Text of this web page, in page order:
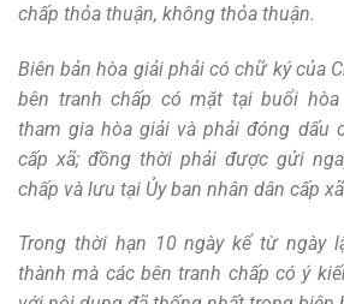
chấp thỏa thuận, không thỏa thuận.
Biên bản hòa giải phải có chữ ký của
bên tranh chấp có mặt tại buổi
tham gia hòa giải và phải đóng dấu
cấp xã; đồng thời phải được gửi
chấp và lưu tại Ủy ban nhân dân cấp
Trong thời hạn 10 ngày kể từ ngày
thành mà các bên tranh chấp có ý